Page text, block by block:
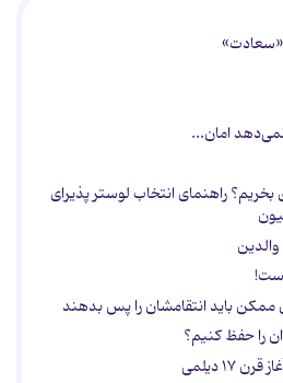
«سعادت»
امان...
راهنمای انتخاب لوستر پذیرای
را حفظ کنیم؟
دیلمی